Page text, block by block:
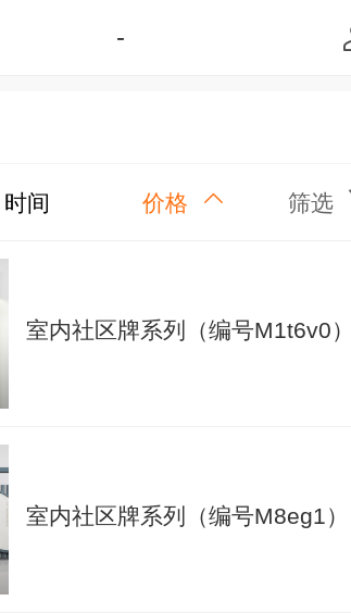
-
时间 价格 筛选
室内社区牌系列（编号M1t6v0）
室内社区牌系列（编号M8eg1）